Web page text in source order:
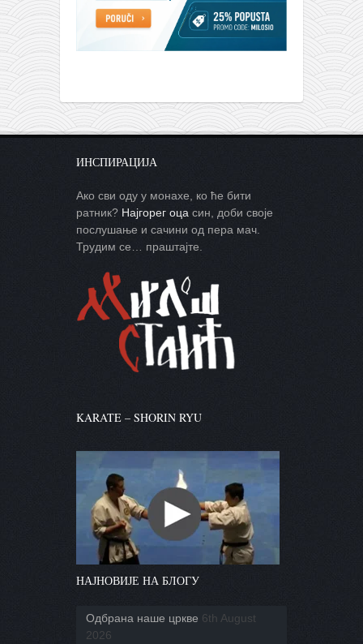
ИНСПИРАЦИЈА
Ако сви оду у монахе, ко ће бити
ратник? Најгорег оца син, доби своје
послушање и сачини од пера мач.
Трудим се… праштајте.
KARATE – SHORIN RYU
НАЈНОВИЈЕ НА БЛОГУ
Одбрана наше цркве 6th August
2026